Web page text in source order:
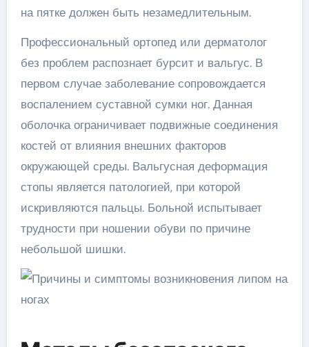
на пятке должен быть незамедлительным.
Профессиональный ортопед или дерматолог
без проблем распознает бурсит и вальгус. В
первом случае заболевание сопровождается
воспалением суставной сумки ног. Данная
оболочка ограничивает подвижные соединения
костей от влияния внешних факторов
окружающей среды. Вальгусная деформация
стопы является патологией, при которой
искривляются пальцы. Больной испытывает
трудности при ношении обуви по причине
небольшой шишки.